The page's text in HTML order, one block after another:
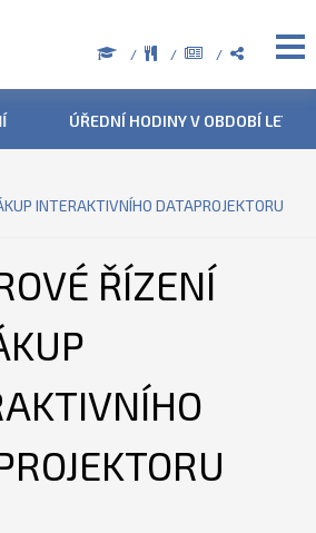
V OBDOBÍ LETNÍCH PRÁZDNIN
INTERAKTIVNÍHO DATAPROJEKTORU
ŘÍZENÍ